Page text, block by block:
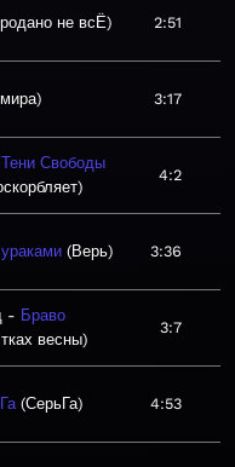
не всЁ 2:51
3:17
Тени Свободы
4:2
Верь 3:36
Браво
весны
3:7
СерьГа 4:53